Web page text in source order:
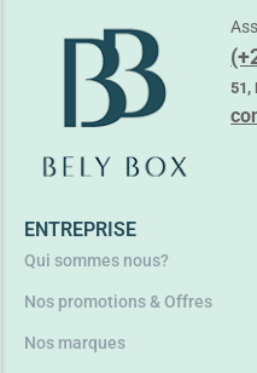
51,
ENTREPRISE
Qui sommes nous?
Nos promotions & Offres
Nos marques